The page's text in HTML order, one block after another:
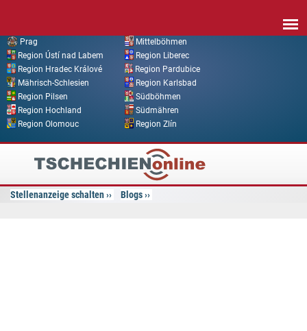
Prag
Mittelböhmen
Region Ústí nad Labem
Region Liberec
Region Hradec Králové
Region Pardubice
Mährisch-Schlesien
Region Karlsbad
Region Pilsen
Südböhmen
Region Hochland
Südmähren
Region Olomouc
Region Zlín
Tschechien
Online
Stellenanzeige schalten Blogs